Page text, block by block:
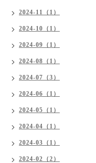
2024-11（1）
2024-10（1）
2024-09（1）
2024-08（1）
2024-07（3）
2024-06（1）
2024-05（1）
2024-04（1）
2024-03（1）
2024-02（2）